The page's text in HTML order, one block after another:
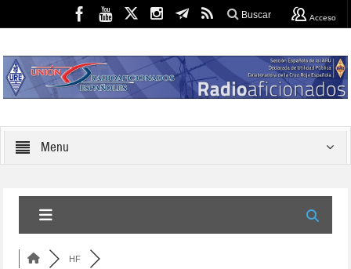
Buscar Acceso
Menu
HF